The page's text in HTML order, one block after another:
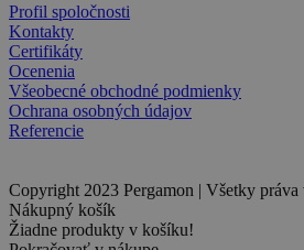
Profil spoločnosti
Kontakty
Certifikáty
Ocenenia
Všeobecné obchodné podmienky
Ochrana osobných údajov
Referencie
Copyright 2023 Pergamon | Všetky práva
Nákupný košík
Žiadne produkty v košíku!